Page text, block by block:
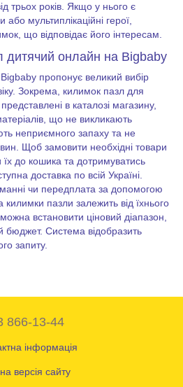
трьох років. Якщо у нього є
мультиплікаційні герої,
що відповідає його інтересам.
дитячий онлайн на Bigbaby
пропонує великий вибір
Зокрема, килимок пазл для
в каталозі магазину,
що не викликають
неприємного запаху та не
Щоб замовити необхідні товари
до кошика та дотримуватись
доставка по всій Україні.
чи передплата за допомогою
килимки пазли залежить від їхнього
встановити ціновий діапазон,
Система відобразить
запиту.
866-13-44
інформація
версія сайту